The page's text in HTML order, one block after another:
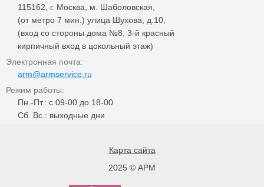
115162, г. Москва, м. Шаболовская,
(от метро 7 мин.) улица Шухова, д.10,
(вход со стороны дома №8, 3-й красный
кирпичный вход в цокольный этаж)
Электронная почта:
arm@armservice.ru
Режим работы:
Пн.-Пт.: с 09-00 до 18-00
Сб. Вс.: выходные дни
Карта сайта
2025 © АРМ